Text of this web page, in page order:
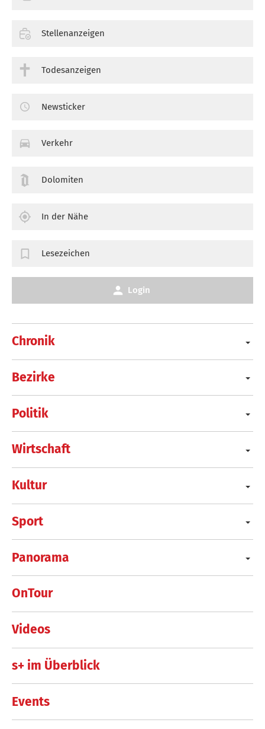
Chronik
Bezirke
Politik
Wirtschaft
Kultur
Sport
Panorama
OnTour
Videos
s+ im Überblick
Events
Stellenanzeigen
Todesanzeigen
Newsticker
Verkehr
Dolomiten
In der Nähe
Lesezeichen
Login